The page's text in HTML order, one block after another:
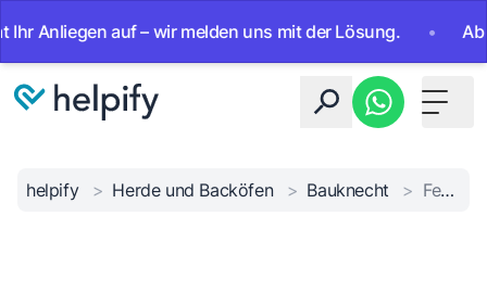
auf – wir melden uns mit der Lösung. • Ab
Toggle
helpify > Herde und Backöfen > Bauknecht > Fehler Ofensonde